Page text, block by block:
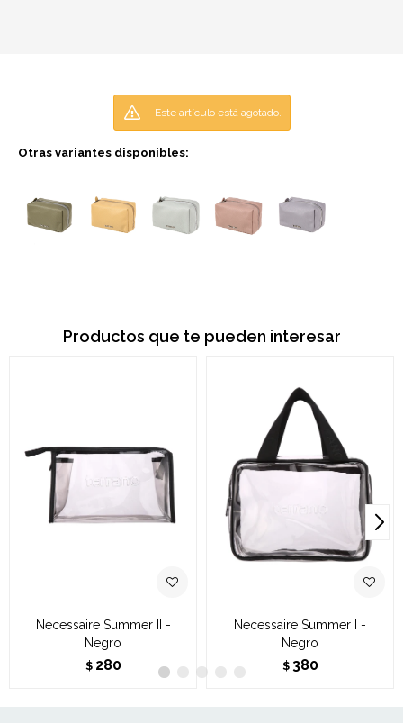
Este artículo está agotado.
Otras variantes disponibles:
Productos que te pueden interesar
Necessaire Summer II -
Negro
$ 280
Necessaire Summer I -
Negro
$ 380